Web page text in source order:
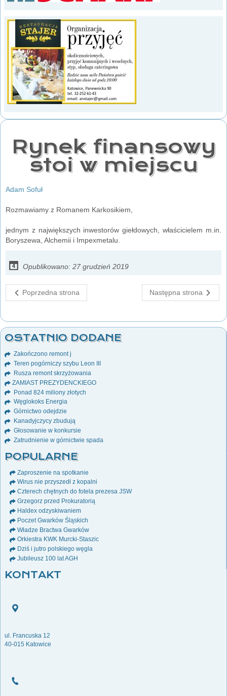
Rynek finansowy
stoi w miejscu
Adam Sofuł
Rozmawiamy z Romanem Karkosikiem,
jednym z największych inwestorów giełdowych, właścicielem m.in.
Boryszewa, Alchemii i Impexmetalu.
Opublikowano: 27 grudzień 2019
Poprzedna strona Następna strona
OSTATNIO DODANE
Zakończono remont j
Teren pogórniczy szybu Leon III
Rusza remont skrzyżowania
ZAMIAST PREZYDENCKIEGO
Ponad 824 miliony złotych
Węglokoks Energia
Górnictwo odejdzie
Kanadyjczycy zbudują
Głosowanie w konkursie
Zatrudnienie w górnictwie spada
POPULARNE
Zaproszenie na spotkanie
Wirus nie przyszedł z kopalni
Czterech chętnych do fotela prezesa JSW
Grzegorz przed Prokuratorią
Haldex odzyskiwaniem
Poczet Gwarków Śląskich
Władze Bractwa Gwarków
Orkiestra KWK Murcki-Staszic
Dziś i jutro polskiego węgla
Jubileusz 100 lat AGH
KONTAKT
ul. Francuska 12
40-015 Katowice